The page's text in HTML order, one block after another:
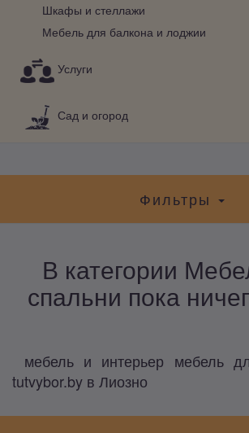
Шкафы и стеллажи
Мебель для балкона и лоджии
Услуги
Сад и огород
Фильтры
В категории
спальни пока
мебель и интерьер мебель
tutvybor.by в Лиозно